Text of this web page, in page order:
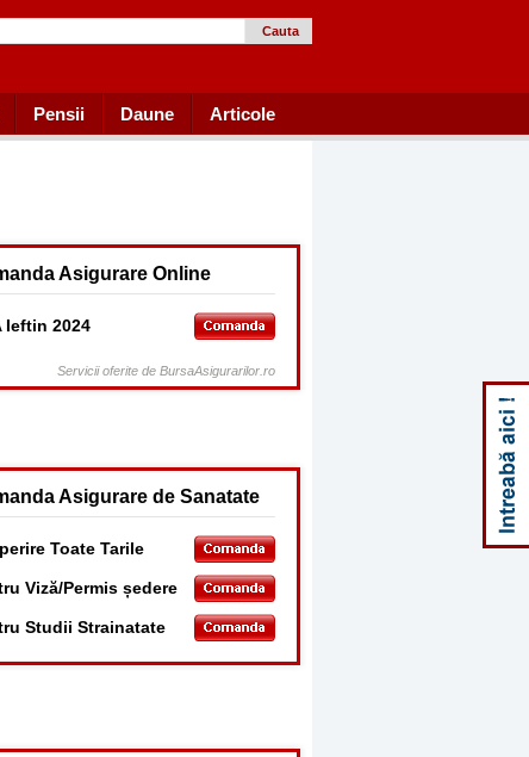
Cauta
Pensii Daune Articole
Asigurare Online
Ieftin 2024
Servicii oferite de BursaAsigurarilor.ro
Asigurare de Sanatate
Toate Tarile
Viză/Permis ședere
Studii Strainatate